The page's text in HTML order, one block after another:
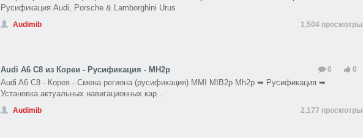
Русификация Audi, Porsche & Lamborghini Urus
Audimib 1,504 просмотры
Audi A6 C8 из Кореи - Русификация - MH2p 0
0
Audi A6 C8 - Корея - Смена региона (русификация) MMI MIB2p Mh2p ➥ Русификация ➥
Установка актуальных навигационных кар...
Audimib 2,177 просмотры